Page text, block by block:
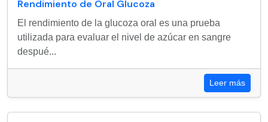
Rendimiento de Oral Glucoza
El rendimiento de la glucoza oral es una prueba
utilizada para evaluar el nivel de azúcar en sangre
despué...
Leer más